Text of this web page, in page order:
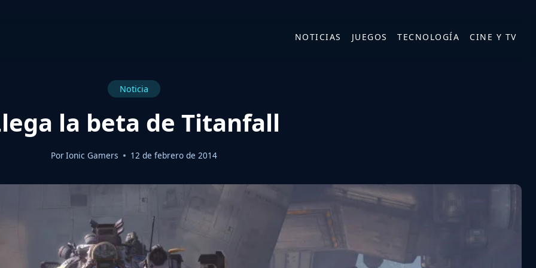
NOTICIAS JUEGOS TECNOLOGÍA CINE Y TV
Noticia
la beta de Titanfall
PorIonic Gamers 12 de febrero de 2014